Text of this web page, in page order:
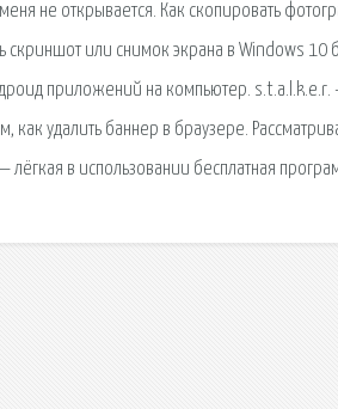
не открывается. Как скопировать
скриншот или снимок экрана в Windows 10
приложений на компьютер. s.t.a.l.k.e.r.
как удалить баннер в браузере.
в использовании бесплатная